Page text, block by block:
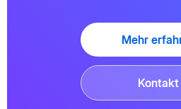
Mehr
Kontakt